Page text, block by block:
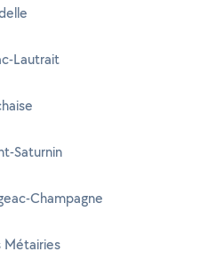
Lautrait
Saturnin
Champagne
Métairies